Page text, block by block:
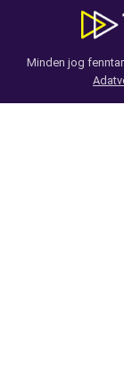
Minden jog